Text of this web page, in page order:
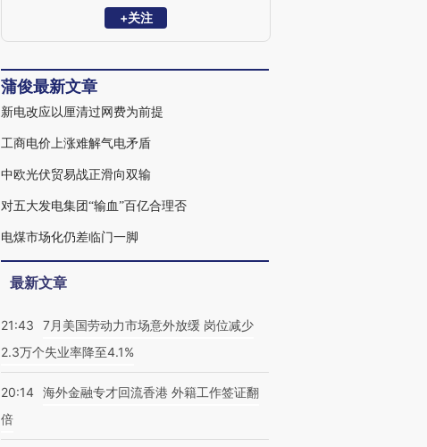
+关注
蒲俊最新文章
新电改应以厘清过网费为前提
工商电价上涨难解气电矛盾
中欧光伏贸易战正滑向双输
对五大发电集团“输血”百亿合理否
电煤市场化仍差临门一脚
最新文章
21:43
7月美国劳动力市场意外放缓 岗位减少
2.3万个失业率降至4.1%
20:14 海外金融专才回流香港 外籍工作签证翻
倍